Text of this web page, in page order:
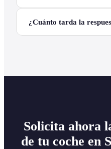
¿Cuánto tarda la
Solicita ahora
de tu coche en